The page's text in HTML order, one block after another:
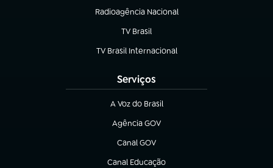
Radioagência Nacional
(abre em nova aba)
TV Brasil
(abre em nova aba)
TV Brasil Internacional
(abre em nova aba)
Serviços
A Voz do Brasil
(abre em nova aba)
Agência GOV
(abre em nova aba)
Canal GOV
(abre em nova aba)
Canal Educação